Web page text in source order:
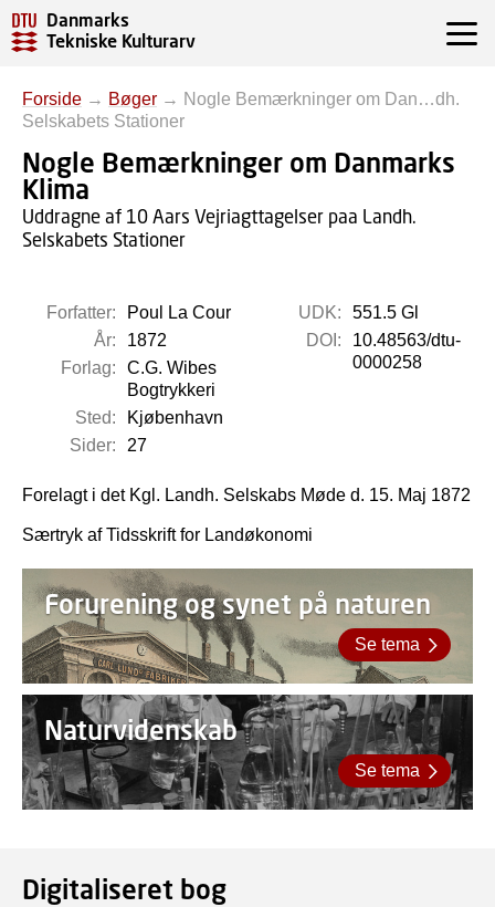
Danmarks
Tekniske Kulturarv
Forside → Bøger → Nogle Bemærkninger om Dan…dh.
Selskabets Stationer
Nogle Bemærkninger om Danmarks
Klima
Uddragne af 10 Aars Vejriagttagelser paa Landh.
Selskabets Stationer
Forfatter:
Poul La Cour
År:
1872
Forlag:
C.G. Wibes
Bogtrykkeri
Sted:
Kjøbenhavn
Sider:
27
UDK:
551.5 Gl
DOI:
10.48563/dtu-
0000258
Forelagt i det Kgl. Landh. Selskabs Møde d. 15. Maj 1872
Særtryk af Tidsskrift for Landøkonomi
Forurening og synet på naturen
Se tema
Naturvidenskab
Se tema
Digitaliseret bog